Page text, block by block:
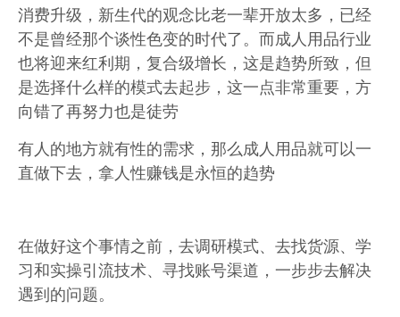
消费升级，新生代的观念比老一辈开放太多，已经
不是曾经那个谈性色变的时代了。而成人用品行业
也将迎来红利期，复合级增长，这是趋势所致，但
是选择什么样的模式去起步，这一点非常重要，方
向错了再努力也是徒劳
有人的地方就有性的需求，那么成人用品就可以一
直做下去，拿人性赚钱是永恒的趋势
在做好这个事情之前，去调研模式、去找货源、学
习和实操引流技术、寻找账号渠道，一步步去解决
遇到的问题。